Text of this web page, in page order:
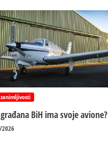
zanimljivosti
BiH ima svoje avione?